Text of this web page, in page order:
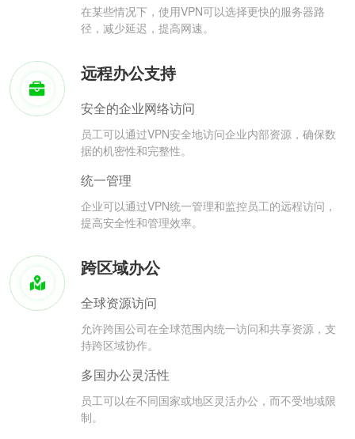
在某些情况下，使用VPN可以选择更快的服务器路
径，减少延迟，提高网速。
远程办公支持
安全的企业网络访问
员工可以通过VPN安全地访问企业内部资源，确保数
据的机密性和完整性。
统一管理
企业可以通过VPN统一管理和监控员工的远程访问，
提高安全性和管理效率。
跨区域办公
全球资源访问
允许跨国公司在全球范围内统一访问和共享资源，支
持跨区域协作。
多国办公灵活性
员工可以在不同国家或地区灵活办公，而不受地域限
制。